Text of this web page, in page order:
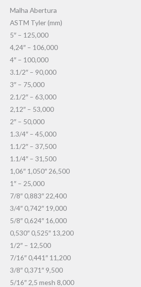
Malha Abertura
ASTM Tyler (mm)
5″ – 125,000
4,24″ – 106,000
4″ – 100,000
3.1/2″ – 90,000
3″ – 75,000
2.1/2″ – 63,000
2,12″ – 53,000
2″ – 50,000
1.3/4″ – 45,000
1.1/2″ – 37,500
1.1/4″ – 31,500
1,06″ 1,050″ 26,500
1″ – 25,000
7/8″ 0,883″ 22,400
3/4″ 0,742″ 19,000
5/8″ 0,624″ 16,000
0,530″ 0,525″ 13,200
1/2″ – 12,500
7/16″ 0,441″ 11,200
3/8″ 0,371″ 9,500
5/16″ 2,5 mesh 8,000